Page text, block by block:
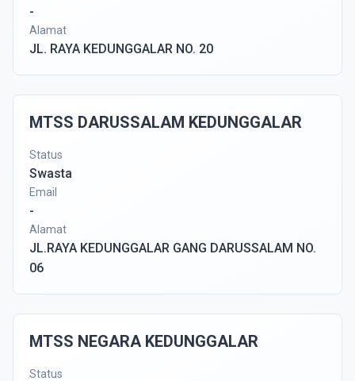
-
Alamat
JL. RAYA KEDUNGGALAR NO. 20
MTSS DARUSSALAM KEDUNGGALAR
Status
Swasta
Email
-
Alamat
JL.RAYA KEDUNGGALAR GANG DARUSSALAM NO.
06
MTSS NEGARA KEDUNGGALAR
Status